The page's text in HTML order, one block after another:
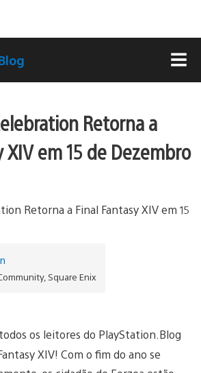
Retorna a
XIV em 15 de Dezembro
Square Enix
os leitores do PlayStation.Blog
XIV! Com o fim do ano se